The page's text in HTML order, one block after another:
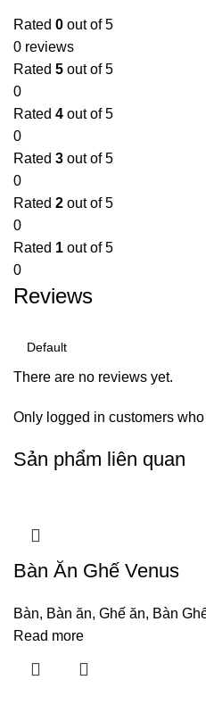
Rated 0 out of 5
0 reviews
Rated 5 out of 5
0
Rated 4 out of 5
0
Rated 3 out of 5
0
Rated 2 out of 5
0
Rated 1 out of 5
0
Reviews
There are no reviews yet.
Only logged in customers
Sản phẩm liên quan
Bàn Ăn Ghế Venus
Bàn, Bàn ăn, Ghế ăn, Bàn
Read more